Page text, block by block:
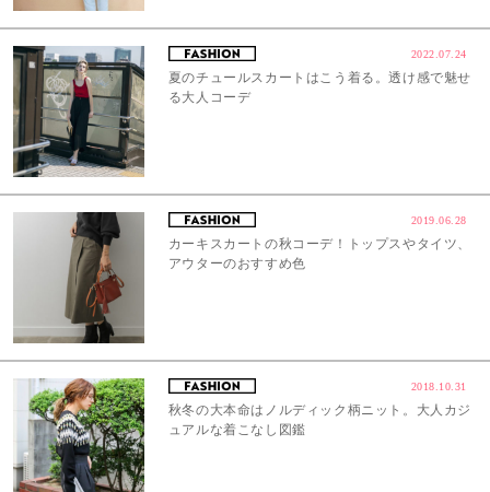
2022.07.24
夏のチュールスカートはこう着る。透け感で魅せ
る大人コーデ
2019.06.28
カーキスカートの秋コーデ！トップスやタイツ、
アウターのおすすめ色
2018.10.31
秋冬の大本命はノルディック柄ニット。大人カジ
ュアルな着こなし図鑑